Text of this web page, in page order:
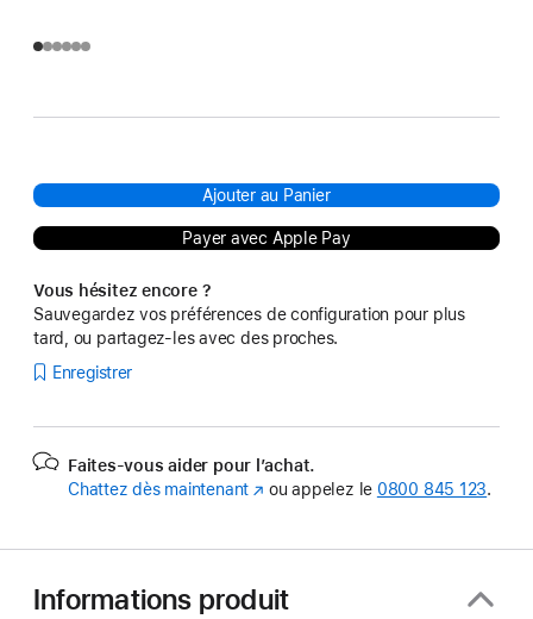
Ajouter au Panier
Payer avec Apple Pay
Vous hésitez encore ?
Sauvegardez vos préférences de configuration pour plus
tard, ou partagez-les avec des proches.
Enregistrer
Faites-vous aider pour l’achat.
Chattez dès maintenant (s’ouvre
ou appelez le 0800 845 123.
Informations produit